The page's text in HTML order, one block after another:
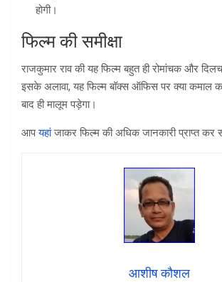
होगी।
फिल्म की समीक्षा
राजकुमार राव की यह फिल्म बहुत ही रोमांचक और
इसके अलावा, यह फिल्म बॉक्स ऑफिस पर क्या कमाल
बाद ही मालूम पड़ेगा।
आपयहांजाकर फिल्म की अधिक जानकारी प्राप्त कर
आशीष कौशल